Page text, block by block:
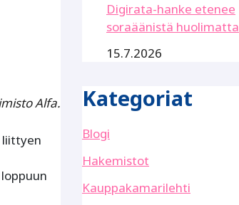
Alfa.
liittyen
Digirata-hanke etenee
soraäänistä huolimatta
15.7.2026
Kategoriat
Blogi
Hakemistot
Kauppakamarilehti